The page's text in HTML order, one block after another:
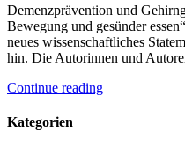
Demenzprävention und
Bewegung und gesünder
neues wissenschaftliches
hin. Die Autorinnen und
Continue reading
Kategorien